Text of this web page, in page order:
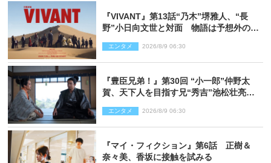
『VIVANT』第13話“乃木”堺雅人、“長
野”小日向文世と対面 物語は予想外の展
エンタメ 2026/8/9 06:30
『豊臣兄弟！』第30回 “小一郎”仲野太
賀、天下人を目指す兄“秀吉”池松壮亮
エンタメ 2026/8/9 06:30
『マイ・フィクション』第6話 正樹＆
奈々美、香坂に接触を試みる